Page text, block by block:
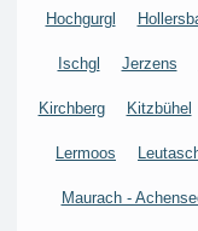
Hochgurgl
Ischgl Jerzens
Kirchberg Kitzbühel
Lermoos
Maurach -